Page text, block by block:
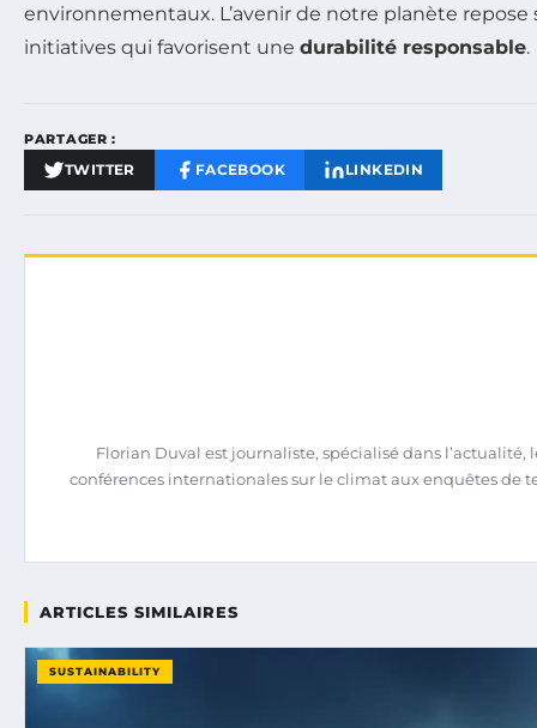
environnementaux. L’avenir de notre planète
initiatives qui favorisent une durabilité responsable.
PARTAGER :
TWITTER FACEBOOK LINKEDIN
Florian Duval est journaliste, spécialisé dans
conférences internationales sur le climat aux enquêtes de
ARTICLES SIMILAIRES
SUSTAINABILITY